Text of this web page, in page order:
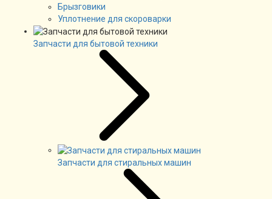
Брызговики
Уплотнение для скороварки
Запчасти для бытовой техники
Запчасти для стиральных машин